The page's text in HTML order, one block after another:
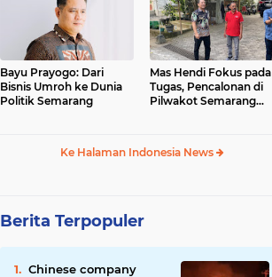
Bayu Prayogo: Dari
Bisnis Umroh ke Dunia
Politik Semarang
Mas Hendi Fokus pada
Tugas, Pencalonan di
Pilwakot Semarang
Ke Halaman Indonesia News
Berita Terpopuler
Chinese company